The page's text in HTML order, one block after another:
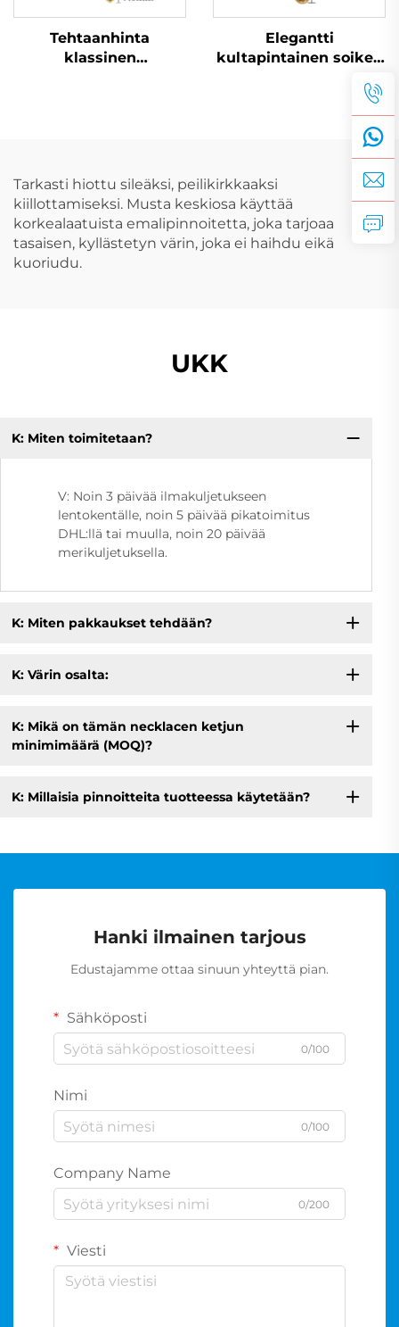
Tehtaanhinta
klassinen
Elegantti
kultapintainen soikea
äitienpäivänlahjaksi
Tarkasti hiottu sileäksi, peilikirkkaaksi
kiillottamiseksi. Musta keskiosa käyttää
korkealaatuista emalipinnoitetta, joka tarjoaa
tasaisen, kyllästetyn värin, joka ei haihdu eikä
kuoriudu.
UKK
K: Miten toimitetaan?
V: Noin 3 päivää ilmakuljetukseen
lentokentälle, noin 5 päivää pikatoimitus
DHL:llä tai muulla, noin 20 päivää
merikuljetuksella.
K: Miten pakkaukset tehdään?
K: Värin osalta:
K: Mikä on tämän necklacen ketjun
minimimäärä (MOQ)?
K: Millaisia pinnoitteita tuotteessa käytetään?
Hanki ilmainen tarjous
Edustajamme ottaa sinuun yhteyttä pian.
Sähköposti
0/100
Nimi
0/100
Company Name
0/200
Viesti